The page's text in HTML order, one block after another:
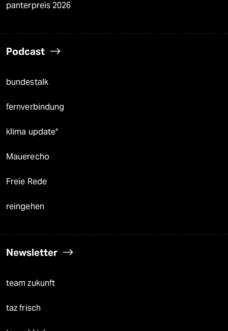
panterpreis 2026
Podcast
bundestalk
fernverbindung
klima update°
Mauerecho
Freie Rede
reingehen
Newsletter
team zukunft
taz frisch